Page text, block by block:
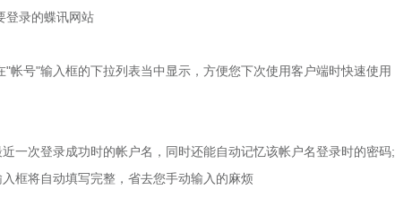
录的蝶讯网站
号"输入框的下拉列表当中显示，方便您下次使用客户端时快速使用
次登录成功时的帐户名，同时还能自动记忆该帐户名登录时的密码;
框将自动填写完整，省去您手动输入的麻烦